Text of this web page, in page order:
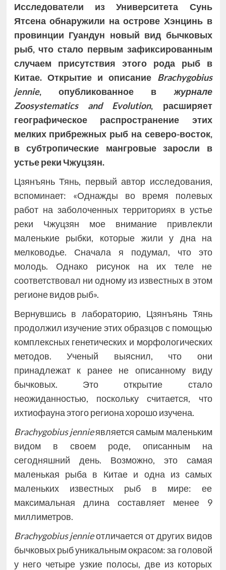
Исследователи из Университета Сунь
Ятсена обнаружили на острове Хэнцинь в
провинции Гуандун новый вид бычковых
рыб, что стало первым зафиксированным
случаем присутствия этого рода рыб в
Китае. Открытие и описание Brachygobius
jennie, опубликованное в журнале
Zoosystematics and Evolution, расширяет
географическое распространение этих
мелких прибрежных рыб на северо-восток,
в субтропические мангровые заросли в
устье реки Чжуцзян.
Цзянъянь Тянь, первый автор исследования,
вспоминает: «Однажды во время полевых
работ на заболоченных территориях в устье
реки Чжуцзян мое внимание привлекли
маленькие рыбки, которые жили у дна на
мелководье. Сначала я подумал, что это
молодь. Однако рисунок на их теле не
соответствовал ни одному из известных в этом
регионе видов рыб».
Вернувшись в лабораторию, Цзянъянь Тянь
продолжил изучение этих образцов с помощью
комплексных генетических и морфологических
методов. Ученый выяснил, что они
принадлежат к ранее не описанному виду
бычковых. Это открытие стало
неожиданностью, поскольку считается, что
ихтиофауна этого региона хорошо изучена.
Brachygobius jennieявляется самым маленьким
видом в своем роде, описанным на
сегодняшний день. Возможно, это самая
маленькая рыба в Китае и одна из самых
маленьких известных рыб в мире: ее
максимальная длина составляет менее 9
миллиметров.
Brachygobius jennieотличается от других видов
бычковых рыб уникальным окрасом: за головой
у него четыре узкие полосы, две из которых